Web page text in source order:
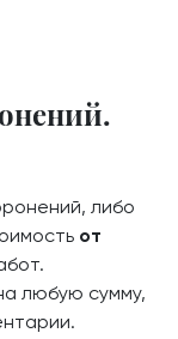
либо
от
любую сумму,